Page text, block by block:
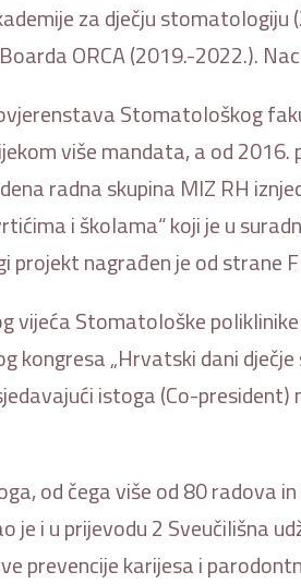
za dječju
ORCA (2019.-2022.).
Stomatološkog
više mandata, a od 2016.
radna skupina MIZ RH
i školama“ koji je u
nagrađen je od strane
vijeća Stomatološke
„Hrvatski dani
istoga (Co-
od čega više od 80 radova
i u prijevodu 2 Sveučilišna
prevencije karijesa i